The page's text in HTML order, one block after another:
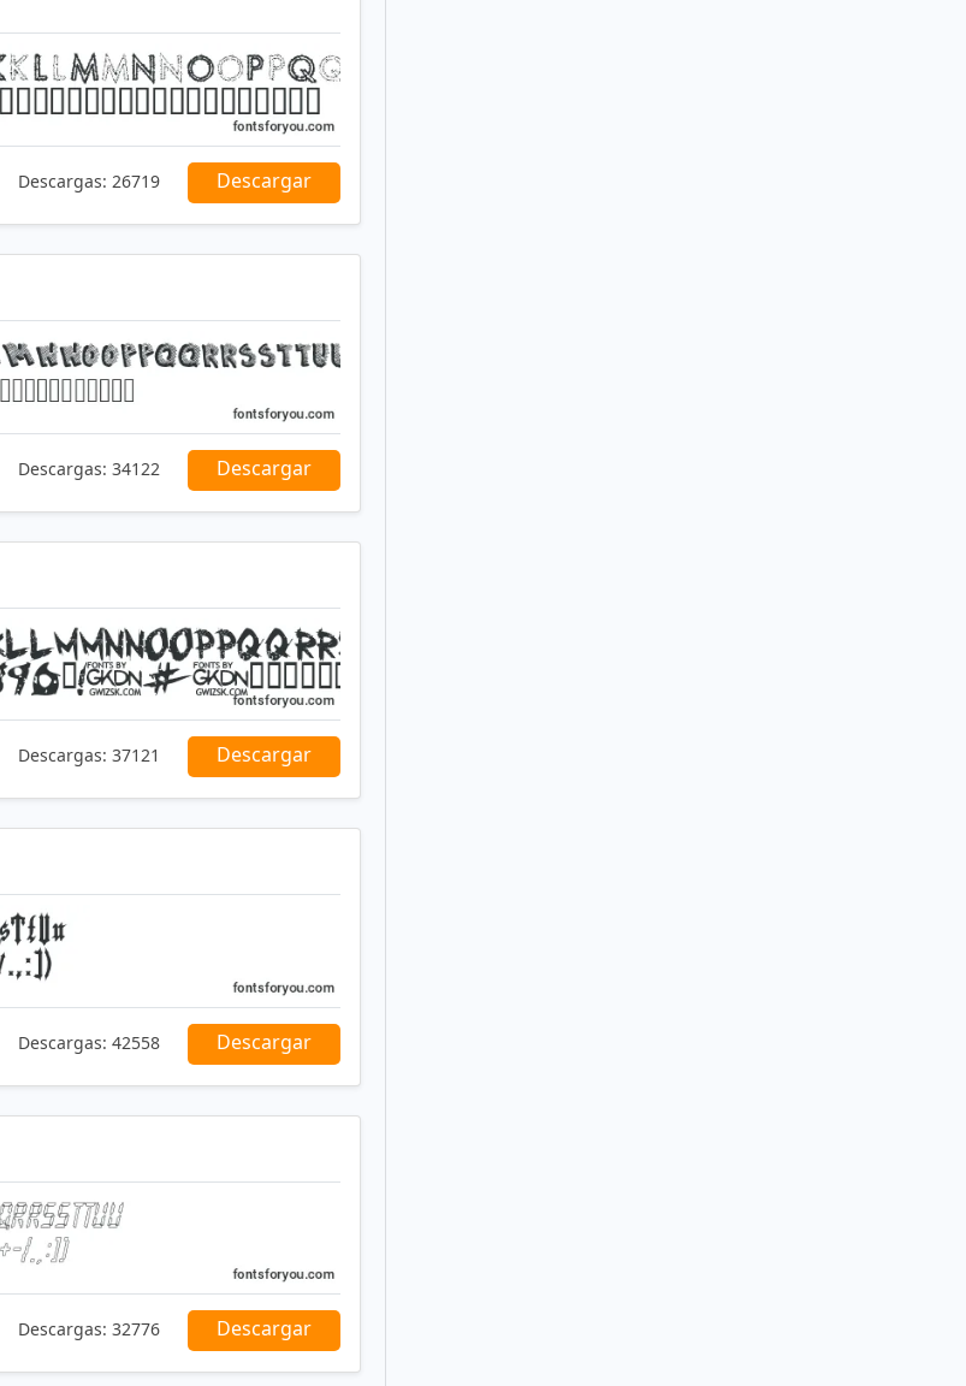
Descargas: 26719 Descargar
Descargas: 34122 Descargar
Descargas: 37121 Descargar
Descargas: 42558 Descargar
Descargas: 32776 Descargar